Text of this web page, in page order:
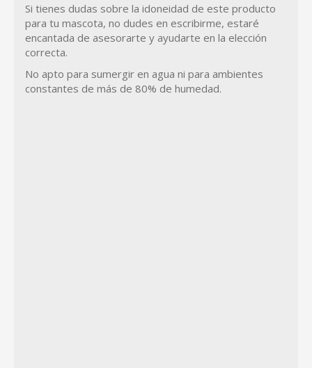
Si tienes dudas sobre la idoneidad de este producto
para tu mascota, no dudes en escribirme, estaré
encantada de asesorarte y ayudarte en la elección
correcta.
No apto para sumergir en agua ni para ambientes
constantes de más de 80% de humedad.